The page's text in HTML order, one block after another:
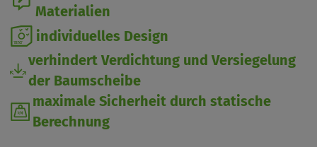
Materialien
individuelles Design
verhindert Verdichtung und Versiegelung
der Baumscheibe
maximale Sicherheit durch statische
Berechnung